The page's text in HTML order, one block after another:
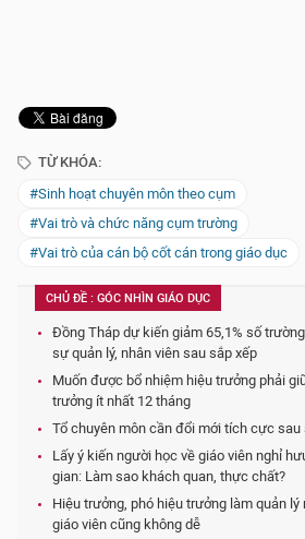
TỪ KHÓA:
#Sinh hoạt chuyên môn theo cụm
#Vai trò và chức năng cụm trường
#Vai trò của cán bộ cốt cán trong giáo dục
CHỦ ĐỀ : GÓC NHÌN GIÁO DỤC
Đồng Tháp dự kiến giảm 65,1% số
sự quản lý, nhân viên sau sắp xếp
Muốn được bổ nhiệm hiệu trưởng phải
trưởng ít nhất 12 tháng
Tổ chuyên môn cần đổi mới tích cực
Lấy ý kiến người học về giáo viên nghỉ
gian: Làm sao khách quan, thực chất?
Hiệu trưởng, phó hiệu trưởng làm quản
giáo viên cũng không dễ